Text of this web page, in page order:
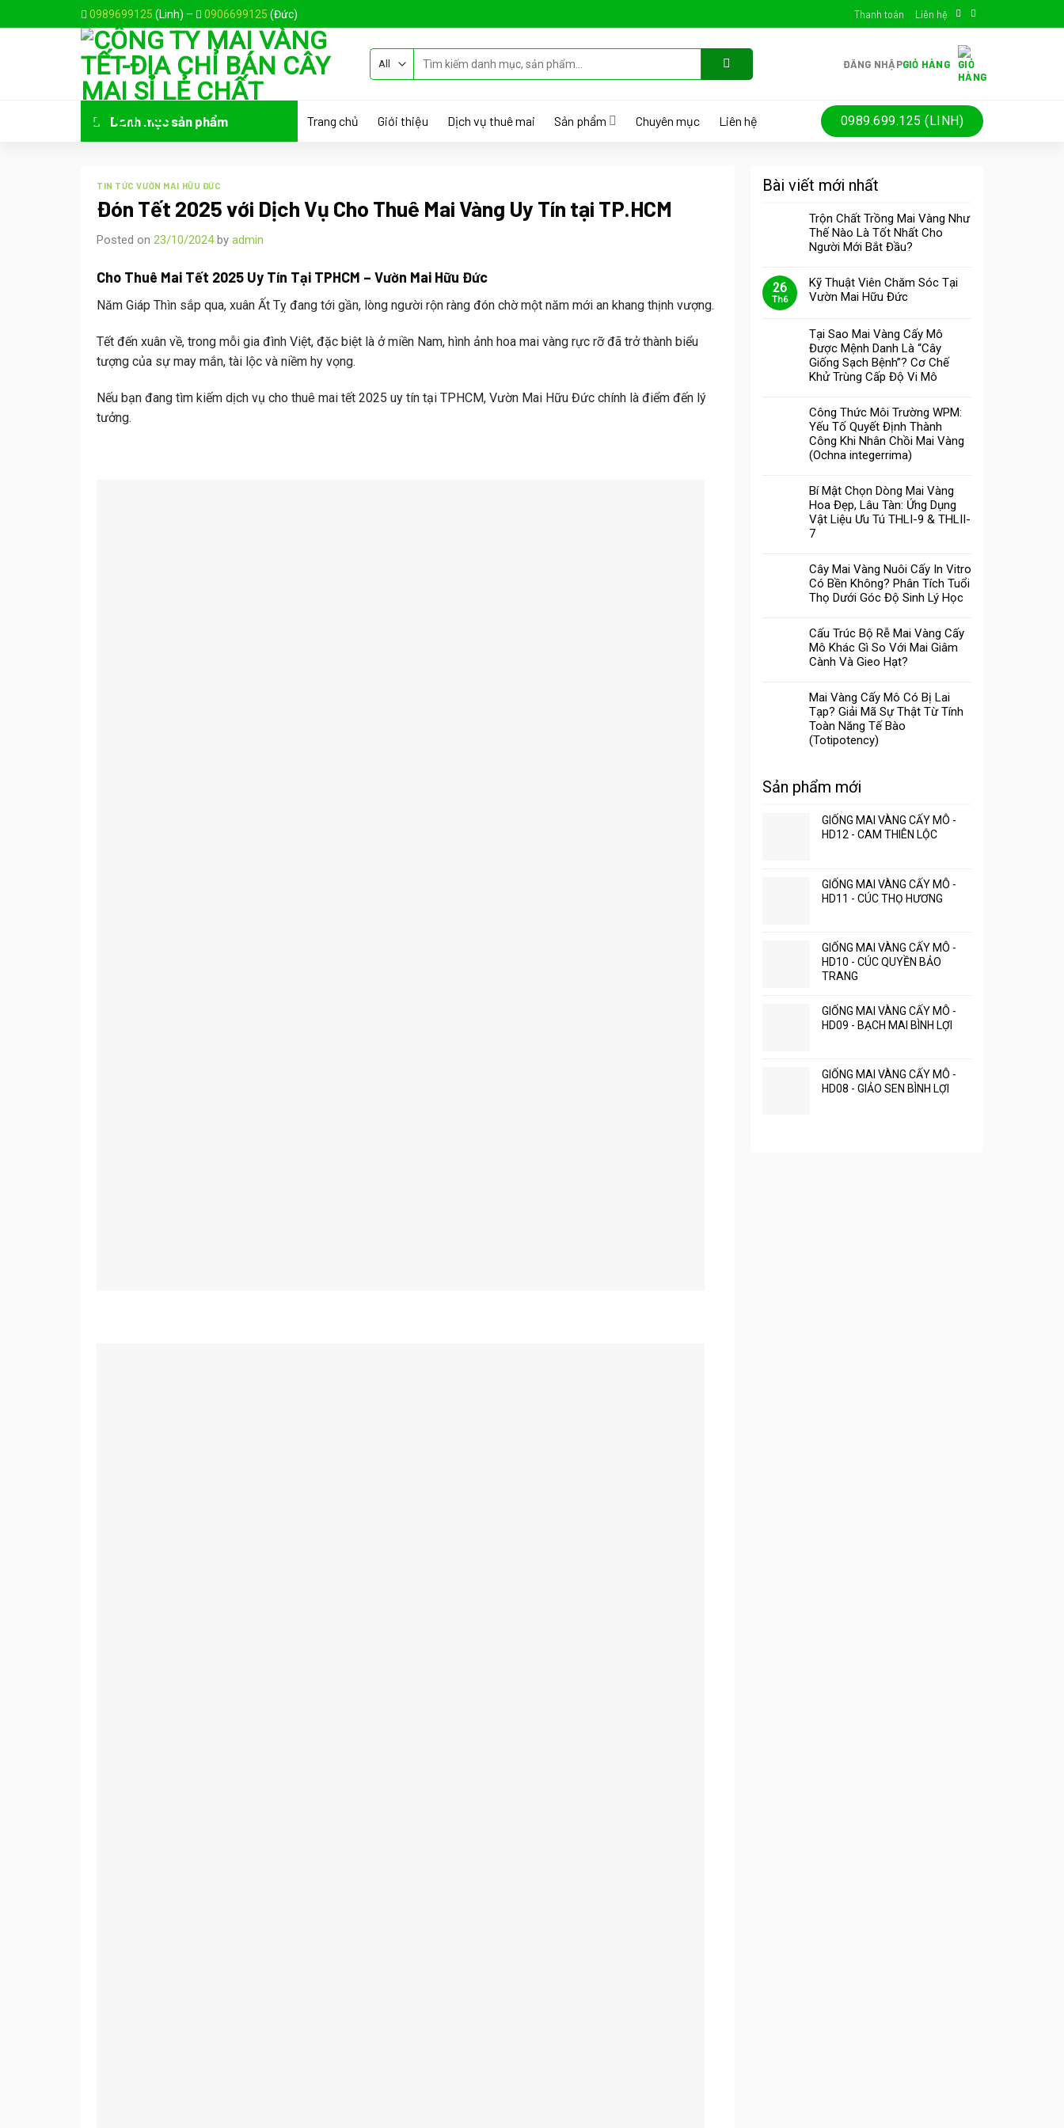
to
0989699125 (Linh) – 0906699125 (Đức) Thanh toán Liên hệ
kiếm:
ĐĂNG NHẬPGIỎ HÀNG
Danh mục sản phẩm Trang chủ Giới thiệu Dịch vụ thuê mai Sản phẩm Chuyên mục Liên hệ 0989.699.125 (LINH)
TIN TỨC VƯỜN MAI HỮU ĐỨC
Đón Tết 2025 với Dịch Vụ Cho Thuê Mai Vàng Uy Tín tại TP.HCM
Posted on 23/10/2024by admin
Cho Thuê Mai Tết 2025 Uy Tín Tại TPHCM – Vườn Mai Hữu Đức
Năm Giáp Thìn sắp qua, xuân Ất Tỵ đang tới gần, lòng người rộn ràng đón chờ một năm mới an khang thịnh vượng.
Tết đến xuân về, trong mỗi gia đình Việt, đặc biệt là ở miền Nam, hình ảnh hoa mai vàng rực rỡ đã trở thành biểu
tượng của sự may mắn, tài lộc và niềm hy vọng.
Nếu bạn đang tìm kiếm dịch vụ cho thuê mai tết 2025 uy tín tại TPHCM, Vườn Mai Hữu Đức chính là điểm đến lý
tưởng.
Bài viết mới nhất
Trộn Chất Trồng Mai Vàng Như
Thế Nào Là Tốt Nhất Cho
Người Mới Bắt Đầu?
26
Th6
Kỹ Thuật Viên Chăm Sóc Tại
Vườn Mai Hữu Đức
Tại Sao Mai Vàng Cấy Mô
Được Mệnh Danh Là “Cây
Giống Sạch Bệnh”? Cơ Chế
Khử Trùng Cấp Độ Vi Mô
Công Thức Môi Trường WPM:
Yếu Tố Quyết Định Thành
Công Khi Nhân Chồi Mai Vàng
(Ochna integerrima)
Bí Mật Chọn Dòng Mai Vàng
Hoa Đẹp, Lâu Tàn: Ứng Dụng
Vật Liệu Ưu Tú THLI-9 & THLII-
7
Cây Mai Vàng Nuôi Cấy In Vitro
Có Bền Không? Phân Tích Tuổi
Thọ Dưới Góc Độ Sinh Lý Học
Cấu Trúc Bộ Rễ Mai Vàng Cấy
Mô Khác Gì So Với Mai Giâm
Cành Và Gieo Hạt?
Mai Vàng Cấy Mô Có Bị Lai
Tạp? Giải Mã Sự Thật Từ Tính
Toàn Năng Tế Bào
(Totipotency)
Sản phẩm mới
GIỐNG MAI VÀNG CẤY MÔ -
HD12 - CAM THIÊN LỘC
GIỐNG MAI VÀNG CẤY MÔ -
HD11 - CÚC THỌ HƯƠNG
GIỐNG MAI VÀNG CẤY MÔ -
HD10 - CÚC QUYỀN BẢO
TRANG
GIỐNG MAI VÀNG CẤY MÔ -
HD09 - BẠCH MAI BÌNH LỢI
GIỐNG MAI VÀNG CẤY MÔ -
HD08 - GIẢO SEN BÌNH LỢI